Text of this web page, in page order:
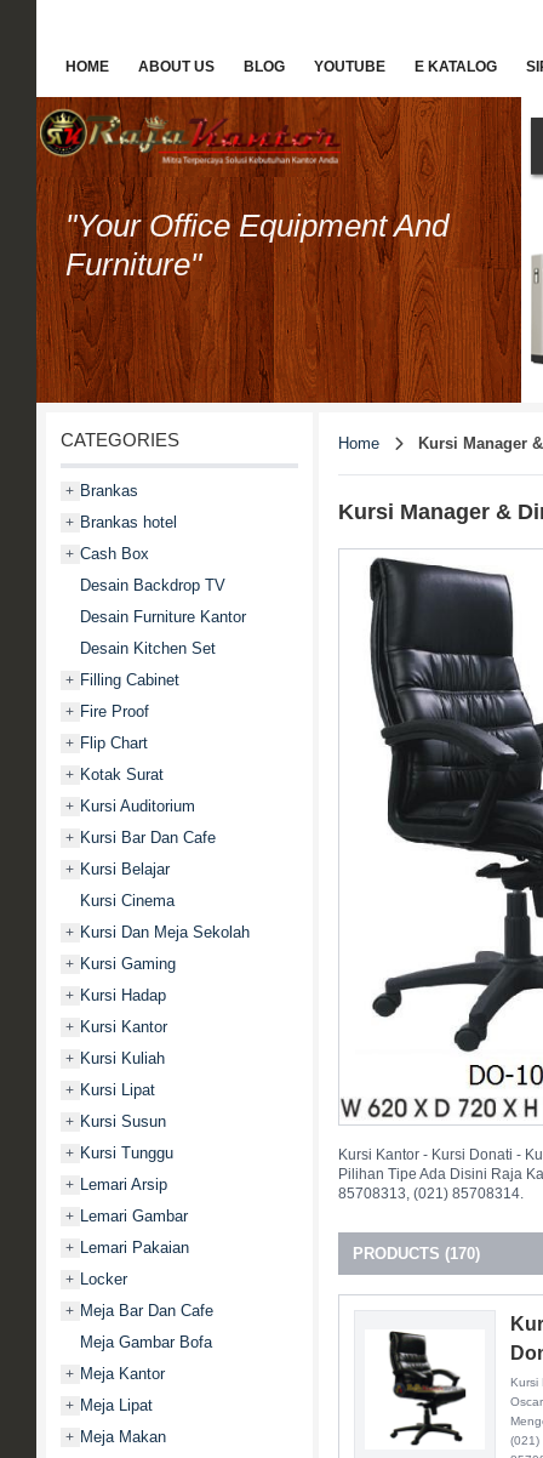
HOME ABOUT US BLOG YOUTUBE E KATALOG
"Your Office Equipment And
Furniture"
CATEGORIES
+ Brankas
+ Brankas hotel
+ Cash Box
Desain Backdrop TV
Desain Furniture Kantor
Desain Kitchen Set
+ Filling Cabinet
+ Fire Proof
+ Flip Chart
+ Kotak Surat
+ Kursi Auditorium
+ Kursi Bar Dan Cafe
+ Kursi Belajar
Kursi Cinema
+ Kursi Dan Meja Sekolah
+ Kursi Gaming
+ Kursi Hadap
+ Kursi Kantor
+ Kursi Kuliah
+ Kursi Lipat
+ Kursi Susun
+ Kursi Tunggu
+ Lemari Arsip
+ Lemari Gambar
+ Lemari Pakaian
+ Locker
+ Meja Bar Dan Cafe
Meja Gambar Bofa
+ Meja Kantor
+ Meja Lipat
+ Meja Makan
Home Kursi Manager
Kursi Manager &
Kursi Kantor - Kursi Donati -
Pilihan Tipe Ada Disini Raja
85708313, (021) 85708314.
PRODUCTS (170)
Kursi
(021)